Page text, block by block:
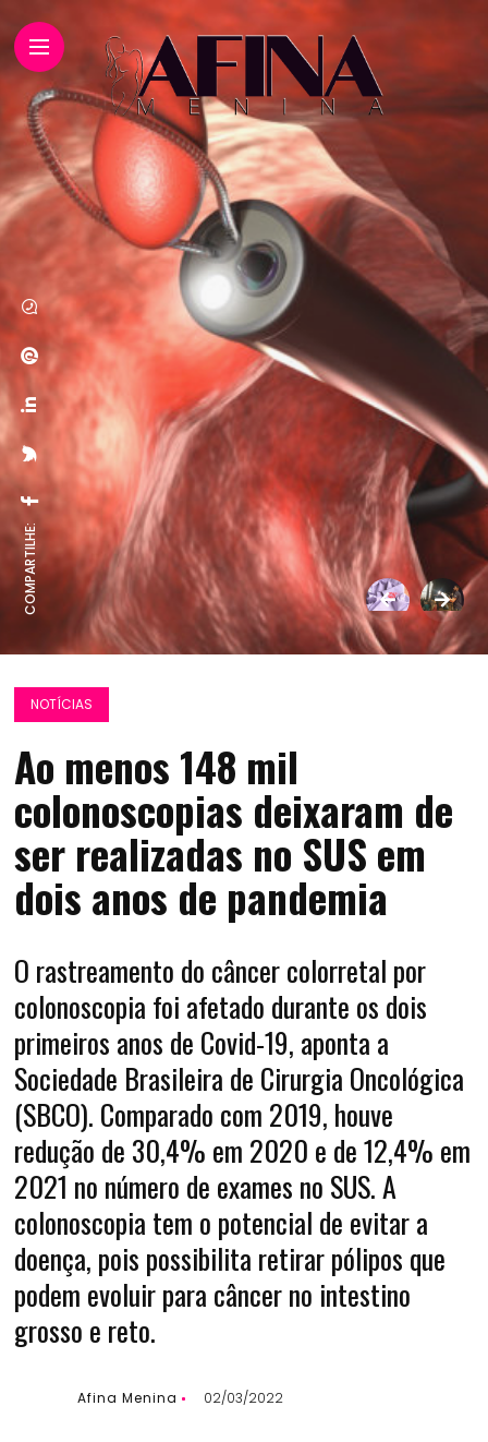
COMPARTILHE:
NOTÍCIAS
Ao menos 148 mil
colonoscopias deixaram de
ser realizadas no SUS em
dois anos de pandemia
O rastreamento do câncer colorretal por
colonoscopia foi afetado durante os dois
primeiros anos de Covid-19, aponta a
Sociedade Brasileira de Cirurgia Oncológica
(SBCO). Comparado com 2019, houve
redução de 30,4% em 2020 e de 12,4% em
2021 no número de exames no SUS. A
colonoscopia tem o potencial de evitar a
doença, pois possibilita retirar pólipos que
podem evoluir para câncer no intestino
grosso e reto.
Afina Menina 02/03/2022